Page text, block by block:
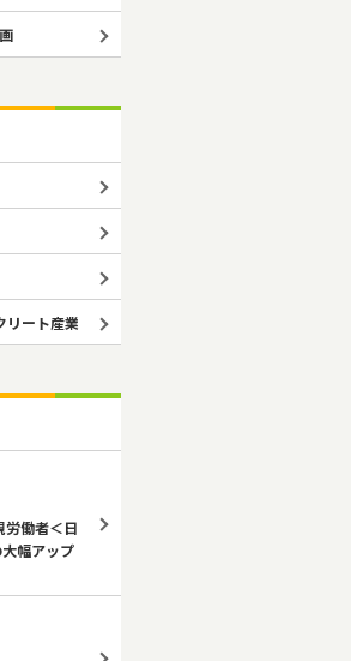
リート産業
働者＜日
幅アップ